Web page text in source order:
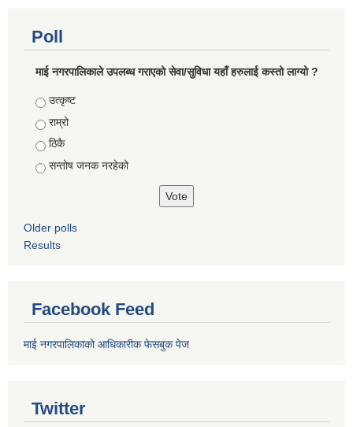
Poll
माई नगरपालिकाले उपलब्ध गराएको सेवा/सुविधा यहाँ हरुलाई कस्तो लाग्यो ?
Choices
उत्कृष्ट
राम्रो
ठिकै
सन्तोष जनक नरहेको
Older polls
Results
Facebook Feed
माई नगरपालिकाको आधिकारीक फेसबुक पेज
Twitter